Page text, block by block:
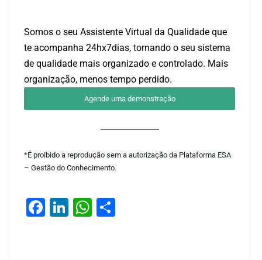
Somos o seu Assistente Virtual da Qualidade que
te acompanha 24hx7dias, tornando o seu sistema
de qualidade mais organizado e controlado. Mais
organização, menos tempo perdido.
Agende uma demonstração
*É proibido a reprodução sem a autorização da Plataforma ESA
– Gestão do Conhecimento.
Facebook
LinkedIn
WhatsApp